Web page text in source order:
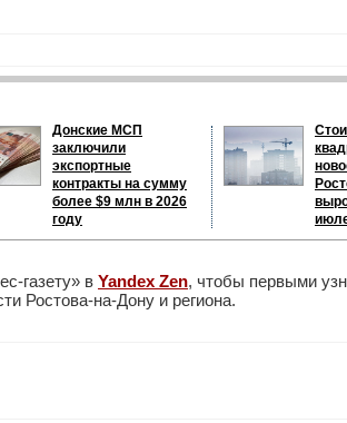
Донские МСП
заключили
экспортные
контракты на сумму
более $9 млн в 2026
году
газету» в Yandex Zen, чтобы первыми
Ростова-на-Дону и региона.